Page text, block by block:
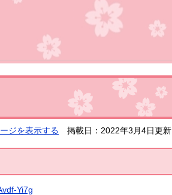
ジを表示する 掲載日：2022年3月4日更新
Yi7g